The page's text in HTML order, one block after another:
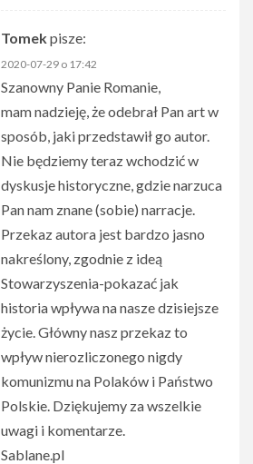
Tomekpisze:
2020-07-29 o 17:42
Szanowny Panie Romanie,
mam nadzieję, że odebrał Pan art w
sposób, jaki przedstawił go autor.
Nie będziemy teraz wchodzić w
dyskusje historyczne, gdzie narzuca
Pan nam znane (sobie) narracje.
Przekaz autora jest bardzo jasno
nakreślony, zgodnie z ideą
Stowarzyszenia-pokazać jak
historia wpływa na nasze dzisiejsze
życie. Główny nasz przekaz to
wpływ nierozliczonego nigdy
komunizmu na Polaków i Państwo
Polskie. Dziękujemy za wszelkie
uwagi i komentarze.
Sablane.pl